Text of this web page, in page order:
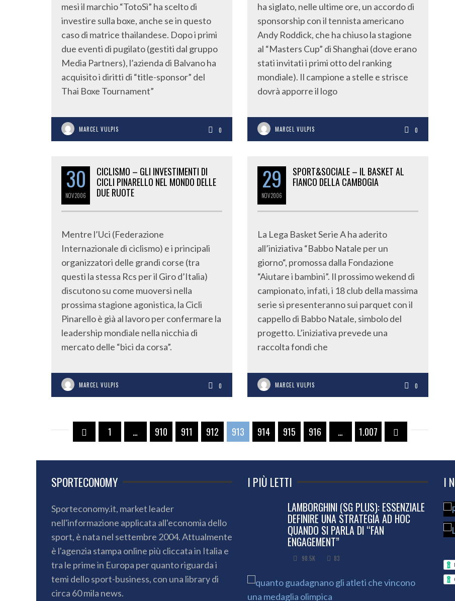
mesi il marchio “TotoSì” ha scelto di
investire sulla boxe, anche se in questo
caso di matrice thailandese. Dopo i primi
due eventi di pugilato (gestiti dal gruppo
Media Partners), l’azienda di Balvano ha
acquisito i diritti di “title-sponsor” del
Thai Boxe Tournament”
MARCEL VULPIS 0
ha siglato, nelle ultime ore, un accordo di
sponsorship con il tennista americano
Andy Roddick, che ha chiuso la stagione
al “Masters Cup” di Shanghai (dove erano
stati invitati i primi otto del ranking
mondiale). Il campione a stelle e strisce
dovrà apporre il logo
MARCEL VULPIS 0
30
NOV2006
CICLISMO – GLI INVESTIMENTI DI
CICLI PINARELLO NEL MONDO DELLE
DUE RUOTE
Mentre l’Uci (Federazione
Internazionale di ciclismo) e i principali
organizzatori delle grandi corse (tra
questi la stessa Rcs per il Giro d’Italia)
discutono su come muoversi nella
prossima stagione agonistica, la Cicli
Pinarello è già al lavoro per confermare la
leadership mondiale nella nicchia di
mercato delle “bici da corsa”.
MARCEL VULPIS 0
29
NOV2006
SPORT&SOCIALE – IL BASKET AL
FIANCO DELLA CAMBOGIA
La Lega Basket Serie A ha aderito
all’iniziativa “Babbo Natale per un
giorno“, promossa dalla Fondazione
“Aiutare i bambini”. Il prossimo wekend di
campionato, infati, i 18 club della massima
serie si presenteranno sui parquet con il
cappello di Babbo Natale, simbolo del
progetto. L’iniziativa prevede una
raccolta fondi che
MARCEL VULPIS 0
1 … 910 911 912 913 914 915 916 … 1.007
SPORTECONOMY
Sporteconomy.it, market leader
nell'informazione applicata all'economia dello
sport, è nata nel settembre 2004. Attualmente
è l'agenzia stampa online più cliccata in Italia e
tra le prime in Europa per quanto riguarda i
temi dello sport-business, con una library di
circa 60 mila news.
I PIÙ LETTI
LAMBORGHINI (SG PLUS): ESSENZIALE
DEFINIRE UNA STRATEGIA AD HOC
QUANDO SI PARLA DI “FAN
ENGAGEMENT”
98.5K 83
I